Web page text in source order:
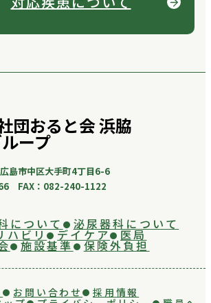
島市中区大手町4丁目6-6
FAX：082-240-1122
について 泌尿器科について
ハビリ デイケア 医局
施設基準 保険外負担
お問い合わせ
採用情報